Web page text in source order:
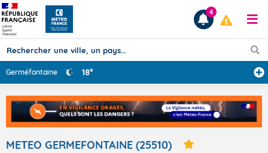
Prévisions
TOUS LES RÉSULTATS
4
Germéfontaine 18°
METEO GERMEFONTAINE (25510)